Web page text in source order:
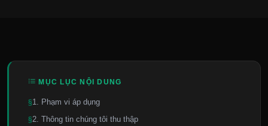
MỤC LỤC NỘI DUNG
1. Phạm vi áp dụng
2. Thông tin chúng tôi thu thập